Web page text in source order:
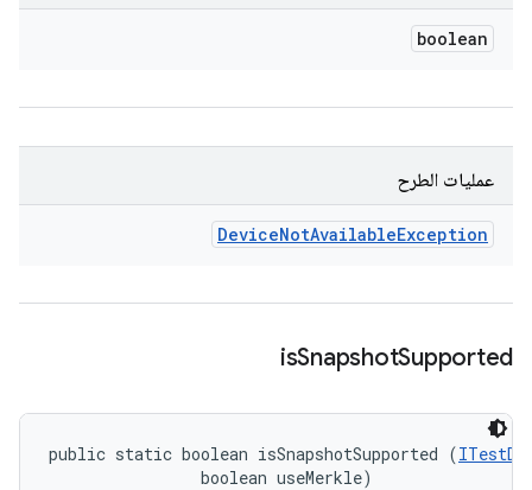
boolean
عمليات الطرح
DeviceNotAvailableException
isSnapshotSupported
public static boolean isSnapshotSupported (
                boolean useMerkle)